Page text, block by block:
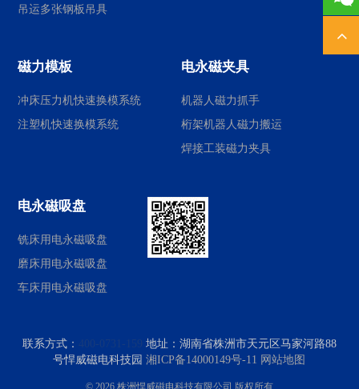
吊运多张钢板吊具
磁力模板
冲床压力机快速换模系统
注塑机快速换模系统
电永磁夹具
机器人磁力抓手
桁架机器人磁力搬运
焊接工装磁力夹具
电永磁吸盘
铣床用电永磁吸盘
磨床用电永磁吸盘
车床用电永磁吸盘
联系方式： 地址： 湖南省株洲市天元区马家河路88
号悍威磁电科技园湘ICP备14000149号-11 网站地图